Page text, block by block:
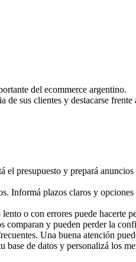
del ecommerce argentino.
sus clientes y destacarse frente
presupuesto y prepará anuncios
Informá plazos claros y opciones
o con errores puede hacerte
y pueden perder la
Una buena atención
de datos y personalizá los